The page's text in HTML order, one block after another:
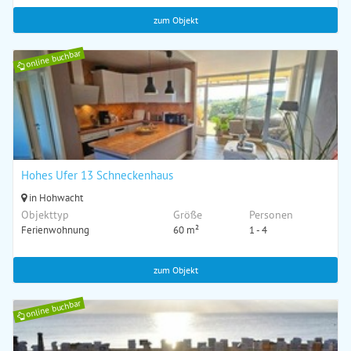
zum Objekt
online buchbar
Hohes Ufer 13 Schneckenhaus
in Hohwacht
Objekttyp
Ferienwohnung
Größe
60 m²
Personen
1 - 4
zum Objekt
online buchbar